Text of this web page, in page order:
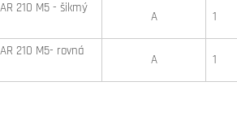
210 M5 - šikmý
A 1
210 M5- rovná
A 1